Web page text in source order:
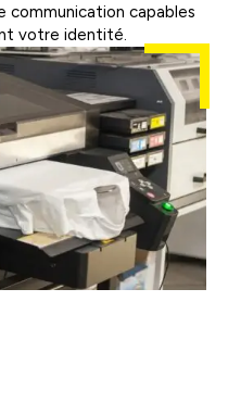
capables
votre identité.